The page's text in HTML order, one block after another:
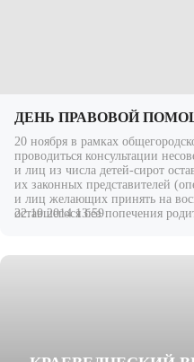
ДЕНЬ ПРАВОВОЙ
20 ноября в рамках
проводиться консультации
и лиц из числа детей-сирот
их законных представителей
и лиц желающих принять на
оставшегося без попечения
22.10.2014 13:59